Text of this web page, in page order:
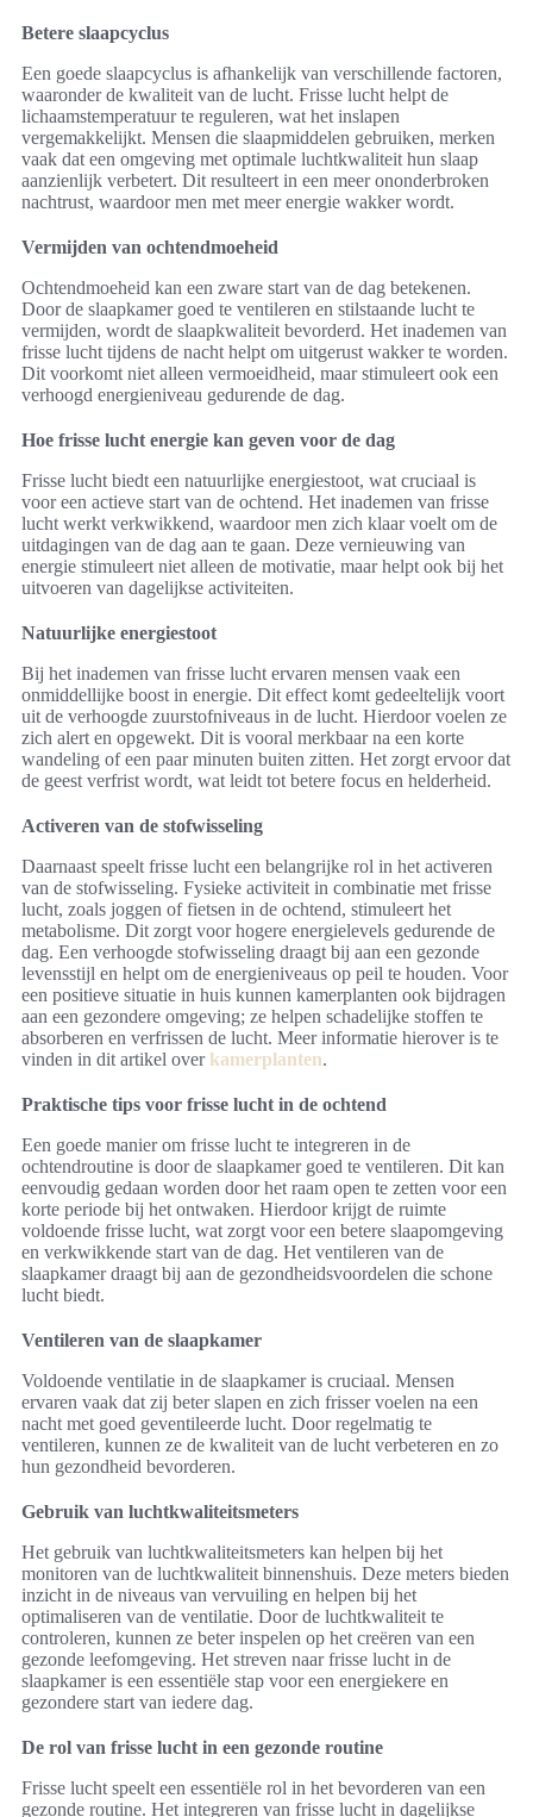
Betere slaapcyclus
Een goede slaapcyclus is afhankelijk van verschillende factoren,
waaronder de kwaliteit van de lucht. Frisse lucht helpt de
lichaamstemperatuur te reguleren, wat het inslapen
vergemakkelijkt. Mensen die slaapmiddelen gebruiken, merken
vaak dat een omgeving met optimale luchtkwaliteit hun slaap
aanzienlijk verbetert. Dit resulteert in een meer ononderbroken
nachtrust, waardoor men met meer energie wakker wordt.
Vermijden van ochtendmoeheid
Ochtendmoeheid kan een zware start van de dag betekenen.
Door de slaapkamer goed te ventileren en stilstaande lucht te
vermijden, wordt de slaapkwaliteit bevorderd. Het inademen van
frisse lucht tijdens de nacht helpt om uitgerust wakker te worden.
Dit voorkomt niet alleen vermoeidheid, maar stimuleert ook een
verhoogd energieniveau gedurende de dag.
Hoe frisse lucht energie kan geven voor de dag
Frisse lucht biedt een natuurlijke energiestoot, wat cruciaal is
voor een actieve start van de ochtend. Het inademen van frisse
lucht werkt verkwikkend, waardoor men zich klaar voelt om de
uitdagingen van de dag aan te gaan. Deze vernieuwing van
energie stimuleert niet alleen de motivatie, maar helpt ook bij het
uitvoeren van dagelijkse activiteiten.
Natuurlijke energiestoot
Bij het inademen van frisse lucht ervaren mensen vaak een
onmiddellijke boost in energie. Dit effect komt gedeeltelijk voort
uit de verhoogde zuurstofniveaus in de lucht. Hierdoor voelen ze
zich alert en opgewekt. Dit is vooral merkbaar na een korte
wandeling of een paar minuten buiten zitten. Het zorgt ervoor dat
de geest verfrist wordt, wat leidt tot betere focus en helderheid.
Activeren van de stofwisseling
Daarnaast speelt frisse lucht een belangrijke rol in het activeren
van de stofwisseling. Fysieke activiteit in combinatie met frisse
lucht, zoals joggen of fietsen in de ochtend, stimuleert het
metabolisme. Dit zorgt voor hogere energielevels gedurende de
dag. Een verhoogde stofwisseling draagt bij aan een gezonde
levensstijl en helpt om de energieniveaus op peil te houden. Voor
een positieve situatie in huis kunnen kamerplanten ook bijdragen
aan een gezondere omgeving; ze helpen schadelijke stoffen te
absorberen en verfrissen de lucht. Meer informatie hierover is te
vinden in dit artikel over kamerplanten.
Praktische tips voor frisse lucht in de ochtend
Een goede manier om frisse lucht te integreren in de
ochtendroutine is door de slaapkamer goed te ventileren. Dit kan
eenvoudig gedaan worden door het raam open te zetten voor een
korte periode bij het ontwaken. Hierdoor krijgt de ruimte
voldoende frisse lucht, wat zorgt voor een betere slaapomgeving
en verkwikkende start van de dag. Het ventileren van de
slaapkamer draagt bij aan de gezondheidsvoordelen die schone
lucht biedt.
Ventileren van de slaapkamer
Voldoende ventilatie in de slaapkamer is cruciaal. Mensen
ervaren vaak dat zij beter slapen en zich frisser voelen na een
nacht met goed geventileerde lucht. Door regelmatig te
ventileren, kunnen ze de kwaliteit van de lucht verbeteren en zo
hun gezondheid bevorderen.
Gebruik van luchtkwaliteitsmeters
Het gebruik van luchtkwaliteitsmeters kan helpen bij het
monitoren van de luchtkwaliteit binnenshuis. Deze meters bieden
inzicht in de niveaus van vervuiling en helpen bij het
optimaliseren van de ventilatie. Door de luchtkwaliteit te
controleren, kunnen ze beter inspelen op het creëren van een
gezonde leefomgeving. Het streven naar frisse lucht in de
slaapkamer is een essentiële stap voor een energiekere en
gezondere start van iedere dag.
De rol van frisse lucht in een gezonde routine
Frisse lucht speelt een essentiële rol in het bevorderen van een
gezonde routine. Het integreren van frisse lucht in dagelijkse